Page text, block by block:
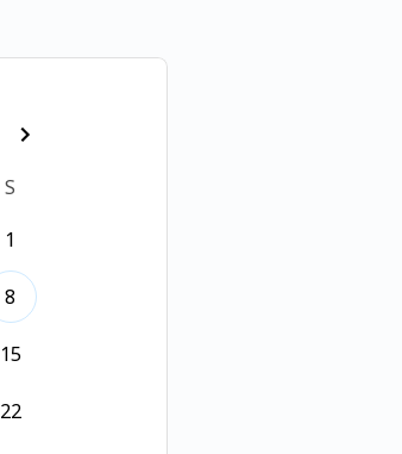
S
1
8
15
22